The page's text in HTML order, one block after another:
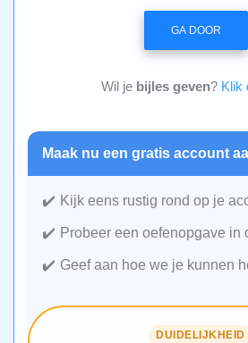
GA DOOR
Wil je bijles geven? Klik
Maak nu een gratis account
Kijk eens rustig rond op je
Probeer een oefenopgave in
Geef aan hoe we je kunnen
DUIDELIJKHEID